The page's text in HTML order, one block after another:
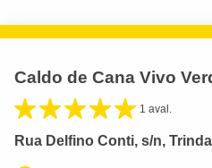
Caldo de Cana Vivo
1 aval.
Rua Delfino Conti, s/n,